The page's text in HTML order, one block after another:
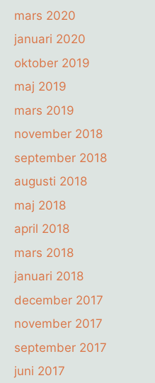
mars 2020
januari 2020
oktober 2019
maj 2019
mars 2019
november 2018
september 2018
augusti 2018
maj 2018
april 2018
mars 2018
januari 2018
december 2017
november 2017
september 2017
juni 2017